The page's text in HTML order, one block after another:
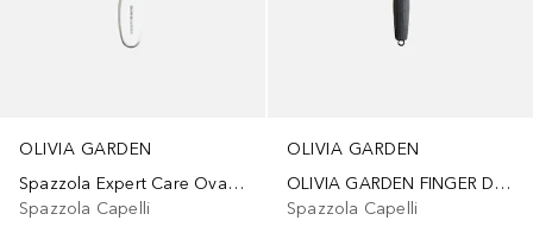
OLIVIA GARDEN
Spazzola Expert Care Oval Nylon
Spazzola Capelli
OLIVIA GARDEN
OLIVIA GARDEN FINGER DOUBLEBRISTLE
Spazzola Capelli